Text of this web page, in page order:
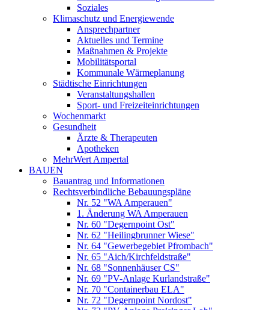
Soziales
Klimaschutz und Energiewende
Ansprechpartner
Aktuelles und Termine
Maßnahmen & Projekte
Mobilitätsportal
Kommunale Wärmeplanung
Städtische Einrichtungen
Veranstaltungshallen
Sport- und Freizeiteinrichtungen
Wochenmarkt
Gesundheit
Ärzte & Therapeuten
Apotheken
MehrWert Ampertal
BAUEN
Bauantrag und Informationen
Rechtsverbindliche Bebauungspläne
Nr. 52 "WA Amperauen"
1. Änderung WA Amperauen
Nr. 60 "Degernpoint Ost"
Nr. 62 "Heilingbrunner Wiese"
Nr. 64 "Gewerbegebiet Pfrombach"
Nr. 65 "Aich/Kirchfeldstraße"
Nr. 68 "Sonnenhäuser CS"
Nr. 69 "PV-Anlage Kurlandstraße"
Nr. 70 "Containerbau ELA"
Nr. 72 "Degernpoint Nordost"